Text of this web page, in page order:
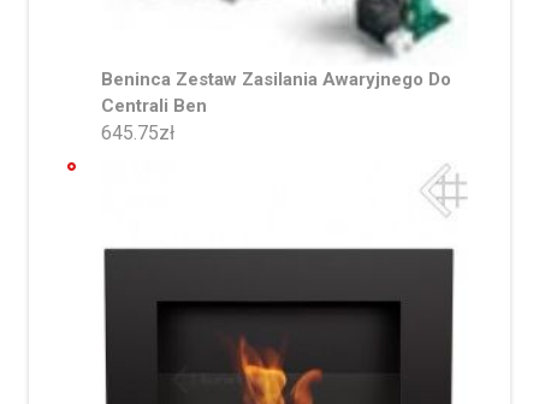
Beninca Zestaw Zasilania Awaryjnego Do
Centrali Ben
645.75zł